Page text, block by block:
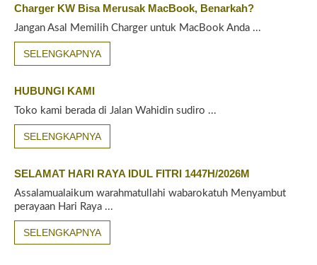
Charger KW Bisa Merusak MacBook, Benarkah?
Jangan Asal Memilih Charger untuk MacBook Anda ...
SELENGKAPNYA
HUBUNGI KAMI
Toko kami berada di Jalan Wahidin sudiro ...
SELENGKAPNYA
SELAMAT HARI RAYA IDUL FITRI 1447H/2026M
Assalamualaikum warahmatullahi wabarokatuh Menyambut
perayaan Hari Raya ...
SELENGKAPNYA